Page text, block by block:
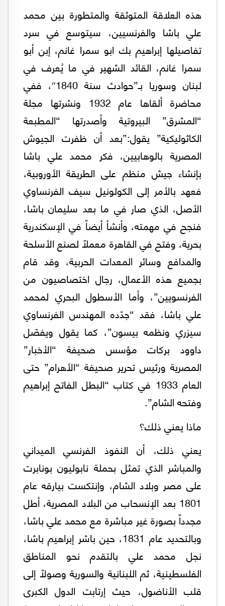
هذه العلاقة المتوثقة والمتطورة بين محمد
علي باشا والفرنسيين، سيتوسع في سرد
تفاصيلها إبراهيم بك ابو سمرا غانم، إبن أبو
سمرا غانم، القائد الشهير في ما يُعرف في
لبنان وسوريا بـ”حوادث سنة 1840″، ففي
محاضرة ألقاها عام 1932 ونشرتها مجلة
“المشرق” البيروتية وأصدرتها “المطبعة
الكاثوليكية” يقول:”بعد أن ظفرت الجيوش
المصرية بالوهابيين، فكر محمد علي باشا
بإنشاء جيش منظم على الطريقة الأوروبية،
فعهد بالأمر إلى الكولونيل سيف الفرنساوي
الأصل، الذي صار في ما بعد سليمان باشا،
فنجح في مهمته، وأنشأ أيضاً في الإسكندرية
بحرية، وفتح في القاهرة معملاً لصنع الأسلحة
والمدافع وسائر المعدات الحربية، وقد قام
بجميع هذه الأعمال، رجال اختصاصيون من
الفرنسويين”، وأما الأسطول البحري لمحمد
علي باشا، فقد “جدّده المهندس الفرنساوي
سيزري ونظمه بيسون”، كما يقول ويفصّل
داوود بركات مؤسس صحيفة “الأخبار”
المصرية ورئيس تحرير صحيفة “الأهرام” حتى
العام 1933 في كتاب “البطل الفاتح إبراهيم
وفتحه الشام”.
ماذا يعني ذلك؟
يعني ذلك، أن النفوذ الفرنسي الميداني
والمباشر الذي تمثل بحملة نابوليون بونابرت
على مصر وبلاد الشام، وإنتكست بيارقه عام
1801 بعد الإنسحاب من البلاد المصرية، أطل
مجدداً بصورة غير مباشرة مع محمد علي باشا،
وبالتحديد عام 1831، حين باشر إبراهيم باشا،
نجل محمد علي بالتقدم نحو المناطق
الفلسطينية، ثم اللبنانية والسورية وصولاً إلى
قلب الأناضول، حيث إرتابت الدول الكبرى